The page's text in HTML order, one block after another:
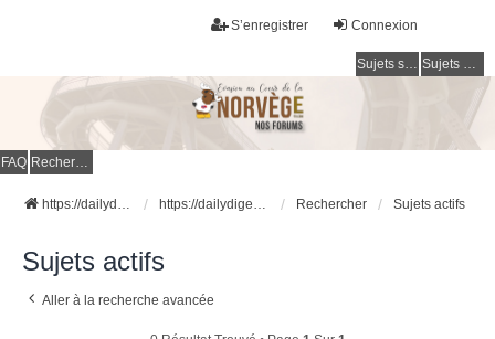
Connexion
S’enregistrer
Sujets sans réponse Sujets actifs
FAQ Rechercher
https://dailydigesthub.com https://dailydigesthub.com Rechercher Sujets actifs
Sujets actifs
Aller à la recherche avancée